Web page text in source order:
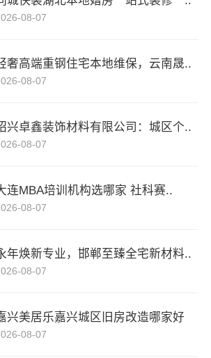
08-07
奢高端重钢住宅本地维保，云南晟..
08-07
兴卓鑫装饰材料有限公司：城区个..
08-07
连MBA培训机构选哪家 社科赛..
08-07
年焕新专业，邯郸至臻全宅新材料..
08-07
兴美居乐嘉兴城区旧房改造哪家好
08-07